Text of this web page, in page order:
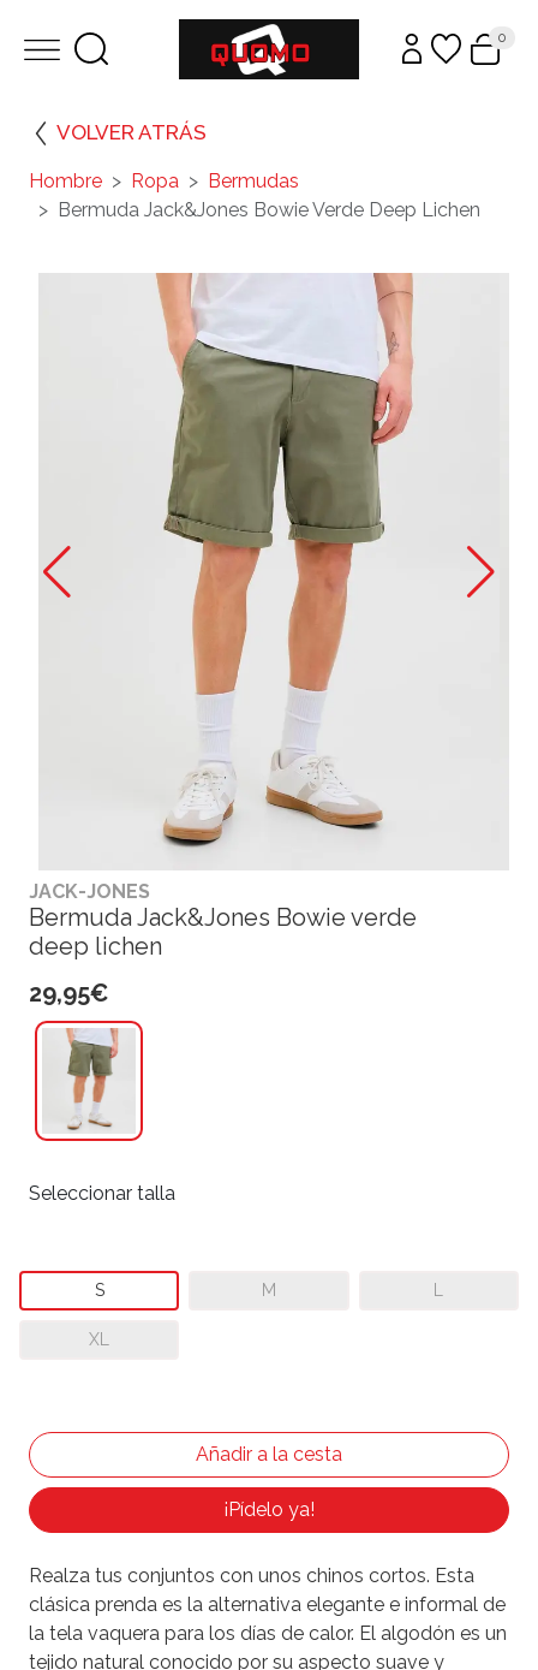
0
VOLVER ATRÁS
Hombre Ropa
Bermudas
Bermuda Jack&Jones Bowie Verde Deep Lichen
JACK-JONES
Bermuda Jack&Jones Bowie verde
deep lichen
29,95€
Seleccionar talla
S M L
XL
¡Pídelo ya!
Realza tus conjuntos con unos chinos cortos. Esta
clásica prenda es la alternativa elegante e informal de
la tela vaquera para los días de calor. El algodón es un
tejido natural conocido por su aspecto suave y